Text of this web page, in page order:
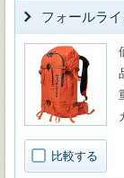
フォールラ
比較する